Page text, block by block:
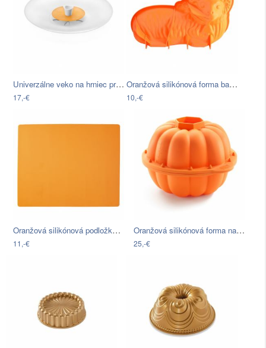
Univerzálne veko na hrniec proti…
17,-€
Oranžová silikónová forma baranček…
10,-€
Oranžová silikónová podložka Orion, 60…
11,-€
Oranžová silikónová forma na pečenie…
25,-€